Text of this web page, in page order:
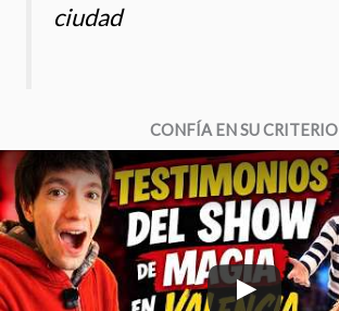
ciudad
CONFÍA EN SU CRITERIO